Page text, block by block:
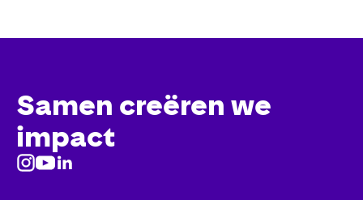
Samen creëren we
impact